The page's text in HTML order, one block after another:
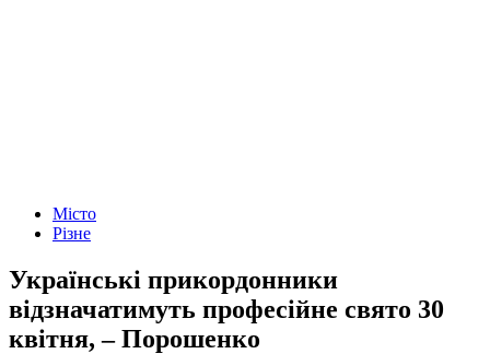
Місто
Різне
Українські прикордонники
відзначатимуть професійне свято 30
квітня, – Порошенко